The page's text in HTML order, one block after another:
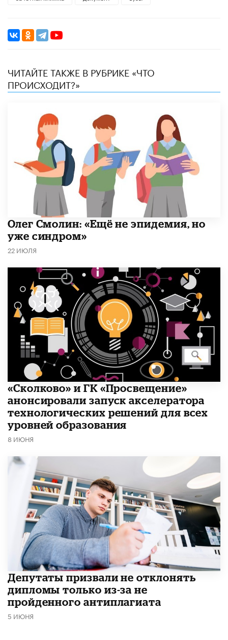
ЧИТАЙТЕ ТАКЖЕ В РУБРИКЕ «ЧТО
ПРОИСХОДИТ?»
​Олег Смолин: «Ещё не эпидемия, но
уже синдром»
22 ИЮЛЯ
«Сколково» и ГК «Просвещение»
анонсировали запуск акселератора
технологических решений для всех
уровней образования
8 ИЮНЯ
Депутаты призвали не отклонять
дипломы только из-за не
пройденного антиплагиата
5 ИЮНЯ